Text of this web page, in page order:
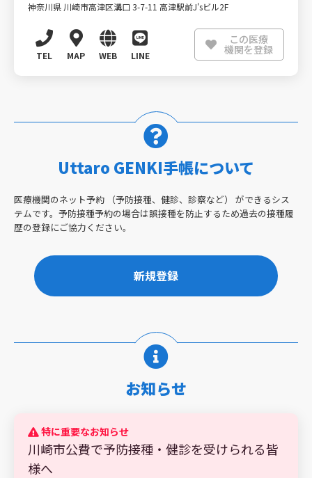
神奈川県 川崎市高津区溝口 3-7-11 高津駅前J'sビル2F
TEL MAP WEB LINE
この医療
機関を登録
Uttaro GENKI手帳について
医療機関のネット予約 （予防接種、健診、診察など） ができるシス
テムです。予防接種予約の場合は誤接種を防止するため過去の接種履
歴の登録にご協力ください。
新規登録
お知らせ
特に重要なお知らせ
川崎市公費で予防接種・健診を受けられる皆
様へ